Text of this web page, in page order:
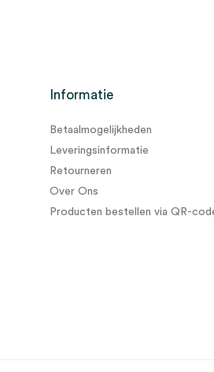
Informatie
Betaalmogelijkheden
Leveringsinformatie
Retourneren
Over Ons
Producten bestellen via QR-